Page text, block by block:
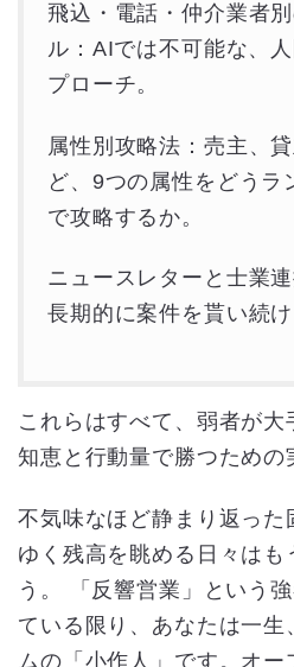
飛込・電話・仲介業者
ル：AIでは不可能な、
プローチ。
属性別攻略法：売主、
ど、9つの属性をどうラ
で攻略するか。
ニュースレターと士業
長期的に案件を貰い続け
これらはすべて、弱者が大
知恵と行動量で勝つための
不気味なほど静まり返った
ゆく残高を眺める日々はも
う。 「反響営業」という
ている限り、あなたは一
ムの「小作人」です。オ